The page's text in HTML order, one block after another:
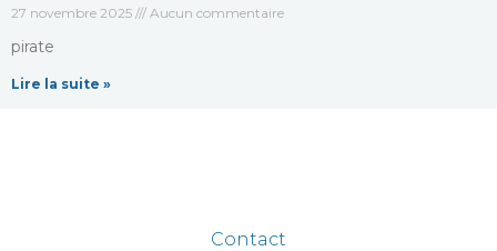
27 novembre 2025 Aucun commentaire
pirate
Lire la suite »
Contact